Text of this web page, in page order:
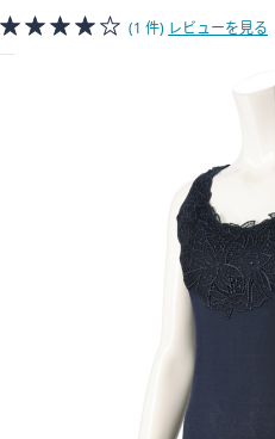
す
合、
(1 件) レビューを見る